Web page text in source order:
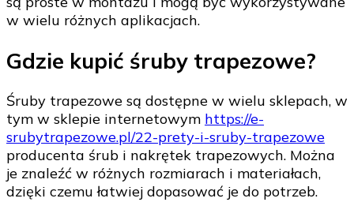
w wielu różnych aplikacjach.
Gdzie kupić śruby trapezowe?
Śruby trapezowe są dostępne w wielu sklepach, w
tym w sklepie internetowym https://e-
srubytrapezowe.pl/22-prety-i-sruby-trapezowe
producenta śrub i nakrętek trapezowych. Można
je znaleźć w różnych rozmiarach i materiałach,
dzięki czemu łatwiej dopasować je do potrzeb.